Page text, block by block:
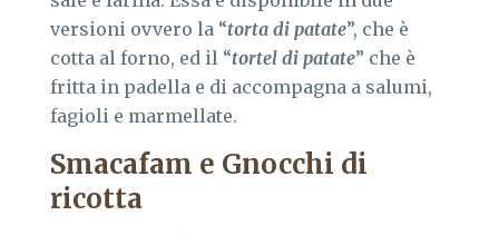
versioni ovvero la “torta di patate”, che è
cotta al forno, ed il “tortel di patate” che è
fritta in padella e di accompagna a salumi,
fagioli e marmellate.
Smacafam e Gnocchi di
ricotta